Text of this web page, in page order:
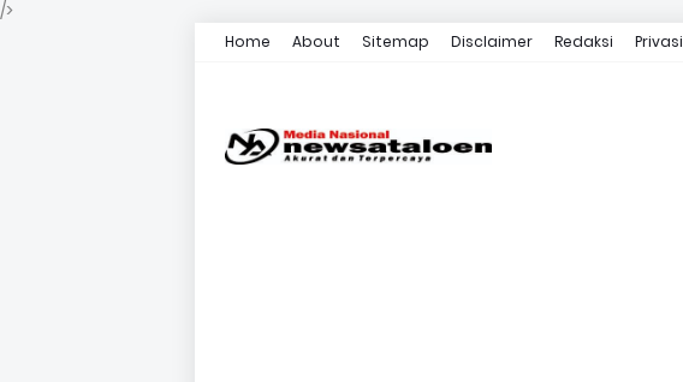
/>
Home About Sitemap Disclaimer Redaksi Privasi